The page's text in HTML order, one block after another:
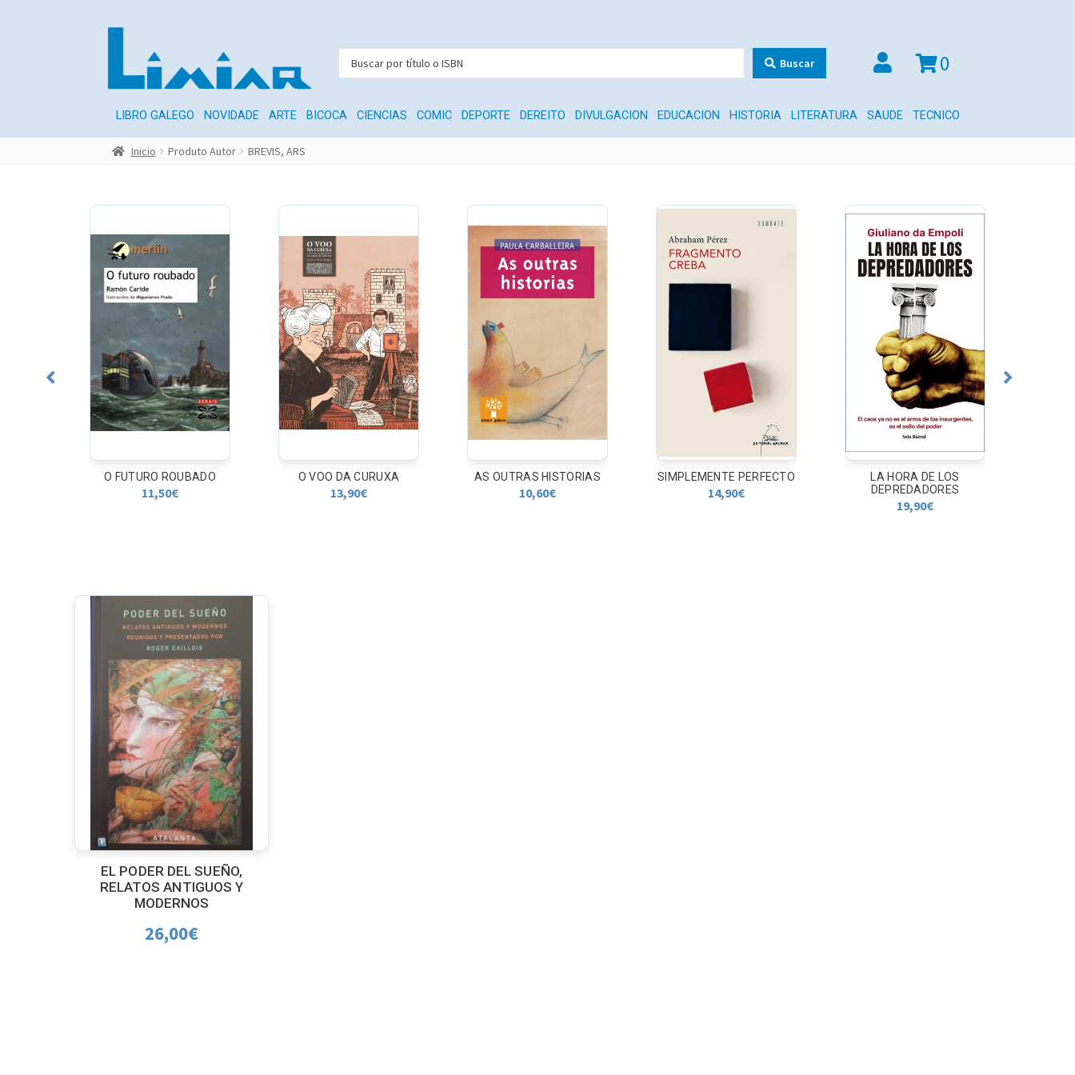
Buscar 0
LIBRO GALEGO NOVIDADE ARTE BICOCA CIENCIAS COMIC DEPORTE DEREITO DIVULGACION EDUCACION HISTORIA LITERATURA SAUDE TECNICO
Inicio Produto Autor BREVIS, ARS
O FUTURO ROUBADO
11,50€
O VOO DA CURUXA
13,90€
AS OUTRAS HISTORIAS
10,60€
SIMPLEMENTE PERFECTO
14,90€
LA HORA DE LOS
DEPREDADORES
19,90€
EL PODER DEL SUEÑO,
RELATOS ANTIGUOS Y
MODERNOS
26,00€